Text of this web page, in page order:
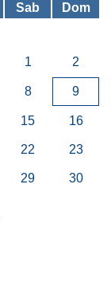
Sab Dom
1 2
8 9
15 16
22 23
29 30